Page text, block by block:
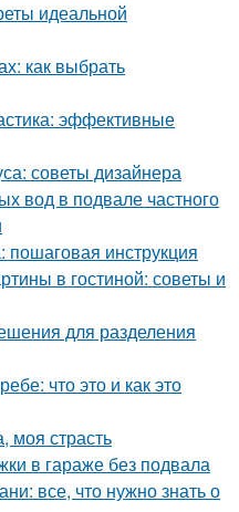
идеальной
как выбрать
эффективные
советы дизайнера
вод в подвале частного
пошаговая инструкция
в гостиной: советы и
для разделения
что это и как это
моя страсть
в гараже без подвала
все, что нужно знать о